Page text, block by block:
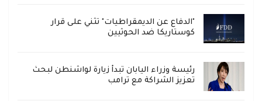
"الدفاع عن الديمقراطيات" تثني على قرار
كوستاريكا ضد الحوثيين
رئيسة وزراء اليابان تبدأ زيارة لواشنطن لبحث
تعزيز الشراكة مع ترامب